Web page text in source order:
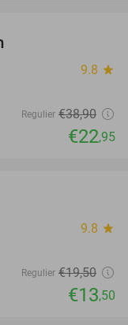
9.8 star
Regulier €38,90
€22,95
9.8 star
Regulier €19,50
€13,50